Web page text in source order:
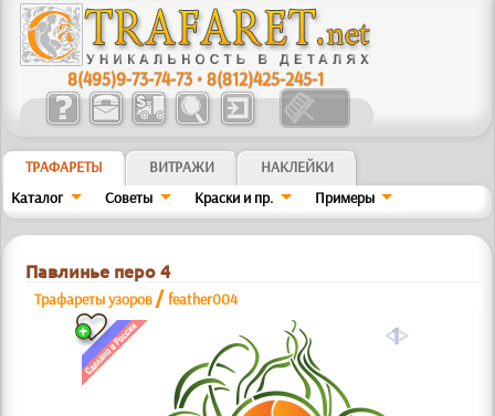
8(495)9-73-74-73 •8(812)425-245-1
ТРАФАРЕТЫ ВИТРАЖИ
НАКЛЕЙКИ
Каталог
Советы Краски и пр. Примеры
Павлинье перо 4
Трафареты узоров /feather004
a